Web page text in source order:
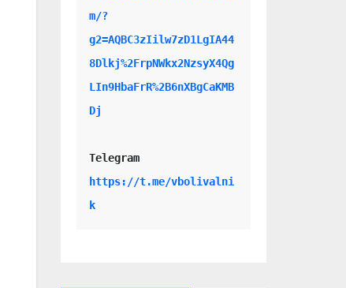
m/?
g2=AQBC3zIilw7zD1LgIA44
8Dlkj%2FrpNWkx2NzsyX4Qg
LIn9HbaFrR%2B6nXBgCaKMB
Dj
Telegram
https://t.me/vbolivalni
k